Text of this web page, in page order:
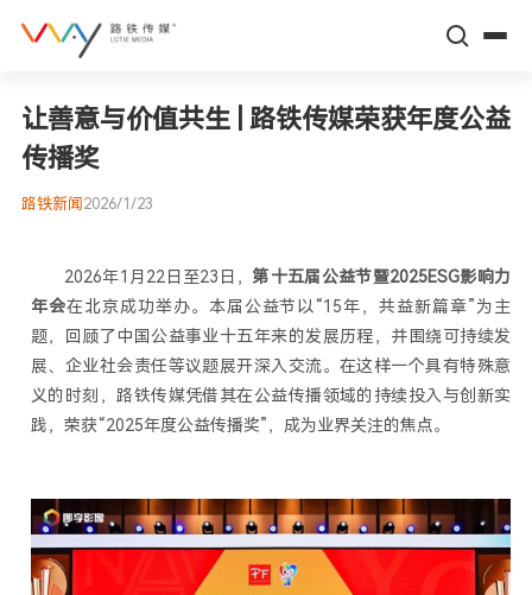
关于路铁
多元服务
标杆传播案例
场景营销案例
新闻动态
高铁数据
智库伙伴
让善意与价值共生 | 路铁传媒荣获年度公益
传播奖
路铁新闻 2026/1/23
2026年1月22日至23日，第十五届公益节暨2025ESG影响力
年会在北京成功举办。本届公益节以“15年，共益新篇章”为主
题，回顾了中国公益事业十五年来的发展历程，并围绕可持续发
展、企业社会责任等议题展开深入交流。在这样一个具有特殊意
义的时刻，路铁传媒凭借其在公益传播领域的持续投入与创新实
践，荣获“2025年度公益传播奖”，成为业界关注的焦点。